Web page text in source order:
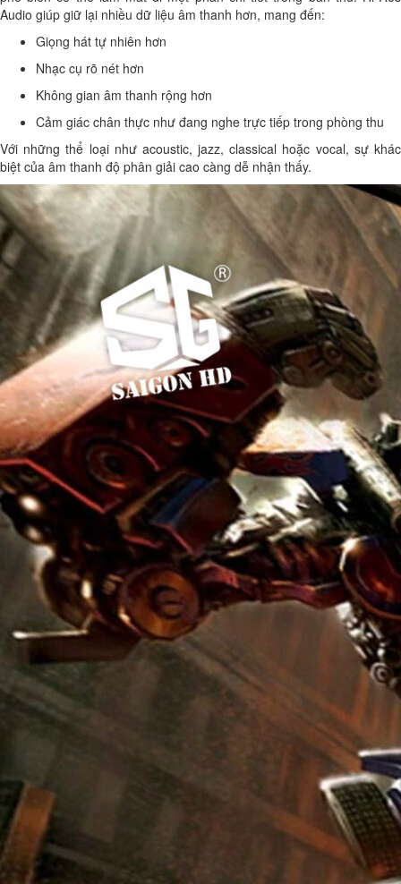
Audio giúp giữ lại nhiều dữ liệu âm thanh hơn, mang đến:
Giọng hát tự nhiên hơn
Nhạc cụ rõ nét hơn
Không gian âm thanh rộng hơn
Cảm giác chân thực như đang nghe trực tiếp trong phòng thu
Với những thể loại như acoustic, jazz, classical hoặc vocal, sự khác
biệt của âm thanh độ phân giải cao càng dễ nhận thấy.